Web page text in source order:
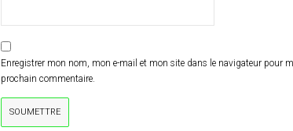
Enregistrer mon nom, mon e-mail et mon site dans le navigateur pour
prochain commentaire.